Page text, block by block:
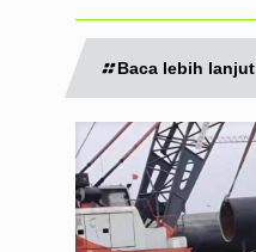
Baca lebih lanjut